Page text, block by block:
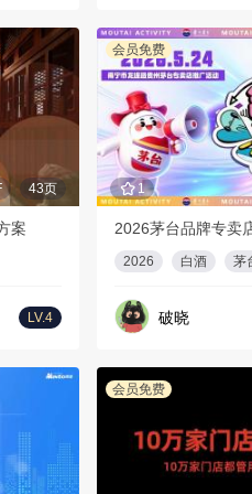
43页
案
LV.4
会员免费
1
2026茅台品牌专卖
2026 白酒 茅
破晓
会员免费